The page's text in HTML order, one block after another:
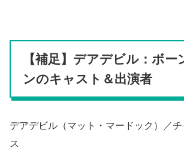
【補足】デアデビル：ボー
ンのキャスト＆出演者
デアデビル（マット・マードック）／
ス